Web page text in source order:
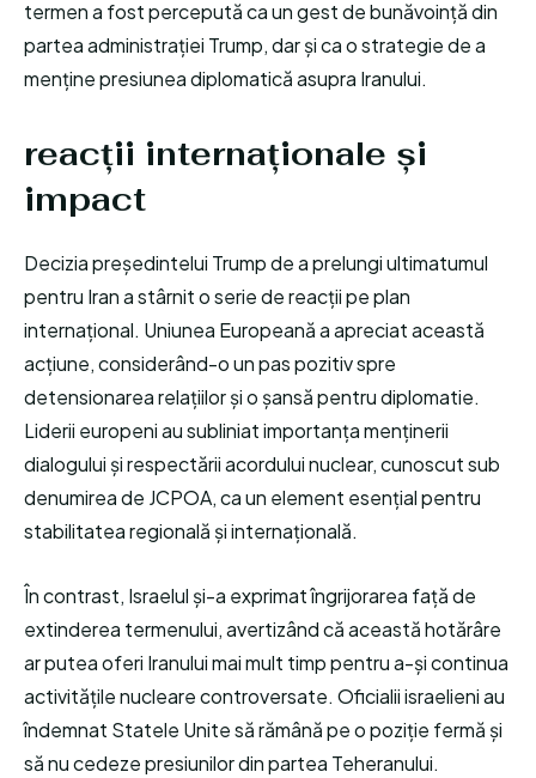
termen a fost percepută ca un gest de bunăvoință din
partea administrației Trump, dar și ca o strategie de a
menține presiunea diplomatică asupra Iranului.
reacții internaționale și
impact
Decizia președintelui Trump de a prelungi ultimatumul
pentru Iran a stârnit o serie de reacții pe plan
internațional. Uniunea Europeană a apreciat această
acțiune, considerând-o un pas pozitiv spre
detensionarea relațiilor și o șansă pentru diplomatie.
Liderii europeni au subliniat importanța menținerii
dialogului și respectării acordului nuclear, cunoscut sub
denumirea de JCPOA, ca un element esențial pentru
stabilitatea regională și internațională.
În contrast, Israelul și-a exprimat îngrijorarea față de
extinderea termenului, avertizând că această hotărâre
ar putea oferi Iranului mai mult timp pentru a-și continua
activitățile nucleare controversate. Oficialii israelieni au
îndemnat Statele Unite să rămână pe o poziție fermă și
să nu cedeze presiunilor din partea Teheranului.